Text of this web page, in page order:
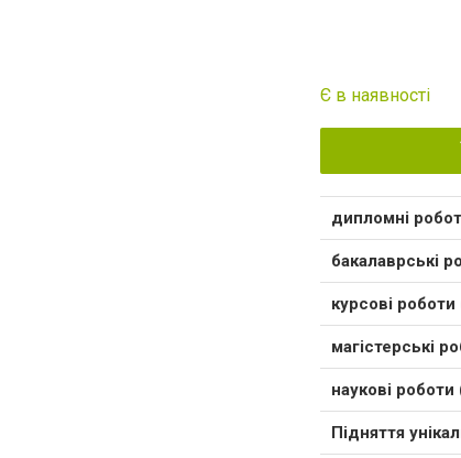
Є в наявності
дипломні
бакалаврські
курсові роботи
магістерські
наукові роботи
Підняття